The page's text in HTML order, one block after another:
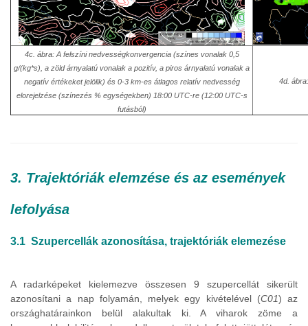
4c. ábra: A felszíni nedvességkonvergencia (színes vonalak 0,5
g/(kg*s), a zöld árnyalatú vonalak a pozitív, a piros árnyalatú vonalak a
negatív értékeket jelölik) és 0-3 km-es átlagos relatív nedvesség
elorejelzése (színezés % egységekben) 18:00 UTC-re (12:00 UTC-s
futásból)
4d.
3. Trajektóriák elemzése és az események
lefolyása
3.1 Szupercellák azonosítása, trajektóriák elemezése
A radarképeket kielemezve összesen 9 szupercellát sikerült
azonosítani a nap folyamán, melyek egy kivételével (C01) az
országhatárainkon belül alakultak ki. A viharok zöme a